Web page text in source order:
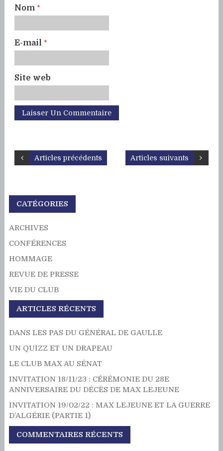
Nom *
E-mail *
Site web
Articles suivants
Articles précédents
CATÉGORIES
ARCHIVES
CONFÉRENCES
HOMMAGE
REVUE DE PRESSE
VIE DU CLUB
ARTICLES RÉCENTS
DANS LES PAS DU GÉNÉRAL DE GAULLE
UN QUIZZ ET UN DRAPEAU
LE CLUB MAX AU SÉNAT
INVITATION 18/11/23 : CÉRÉMONIE DU 28E
ANNIVERSAIRE DU DÉCÈS DE MAX LEJEUNE
INVITATION 19/02/22 : MAX LEJEUNE ET LA GUERRE
D’ALGÉRIE (PARTIE 1)
COMMENTAIRES RÉCENTS